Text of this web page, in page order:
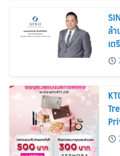
ล้
เ
บ